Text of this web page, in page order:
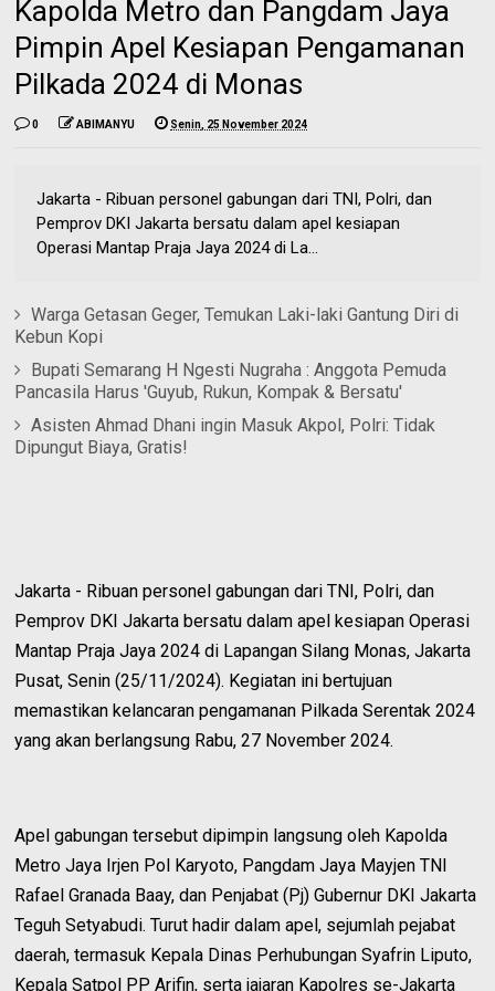
Kapolda Metro dan Pangdam Jaya
Pimpin Apel Kesiapan Pengamanan
Pilkada 2024 di Monas
0 ABIMANYU Senin, 25 November 2024
Jakarta - Ribuan personel gabungan dari TNI, Polri, dan
Pemprov DKI Jakarta bersatu dalam apel kesiapan
Operasi Mantap Praja Jaya 2024 di La...
Warga Getasan Geger, Temukan Laki-laki Gantung Diri di
Kebun Kopi
Bupati Semarang H Ngesti Nugraha : Anggota Pemuda
Pancasila Harus 'Guyub, Rukun, Kompak & Bersatu'
Asisten Ahmad Dhani ingin Masuk Akpol, Polri: Tidak
Dipungut Biaya, Gratis!
Jakarta - Ribuan personel gabungan dari TNI, Polri, dan
Pemprov DKI Jakarta bersatu dalam apel kesiapan Operasi
Mantap Praja Jaya 2024 di Lapangan Silang Monas, Jakarta
Pusat, Senin (25/11/2024). Kegiatan ini bertujuan
memastikan kelancaran pengamanan Pilkada Serentak 2024
yang akan berlangsung Rabu, 27 November 2024.
Apel gabungan tersebut dipimpin langsung oleh Kapolda
Metro Jaya Irjen Pol Karyoto, Pangdam Jaya Mayjen TNI
Rafael Granada Baay, dan Penjabat (Pj) Gubernur DKI Jakarta
Teguh Setyabudi. Turut hadir dalam apel, sejumlah pejabat
daerah, termasuk Kepala Dinas Perhubungan Syafrin Liputo,
Kepala Satpol PP Arifin, serta jajaran Kapolres se-Jakarta